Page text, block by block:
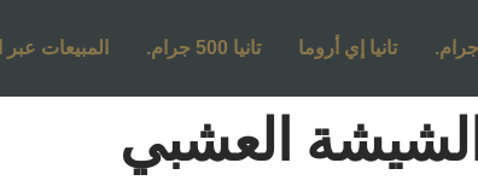
تانيا إي أروما تانيا 500 جرام. المبيعات عبر